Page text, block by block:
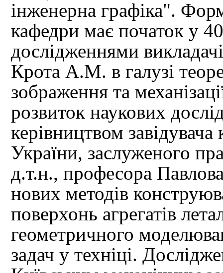
інженерна графіка".
кафедри має початок у
дослідженнями
Крота А.М. в галузі
зображення та
розвиток наукових
керівництвом
України, заслуженого
д.т.н., професора
нових методів
поверхонь агрегатів
геометричного
задач у техніці.